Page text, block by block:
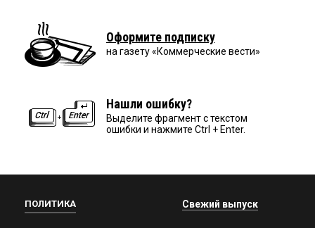
Оформите подписку
на газету «Коммерческие вести»
Нашли ошибку?
Выделите фрагмент с текстом
ошибки и нажмите Ctrl + Enter.
ПОЛИТИКА Свежий выпуск